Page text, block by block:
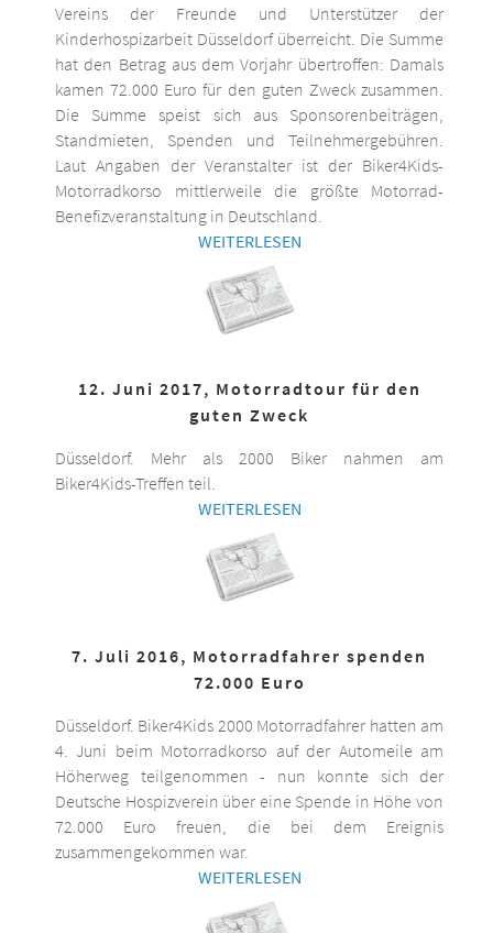
Vereins der Freunde und Unterstützer der
Kinderhospizarbeit Düsseldorf überreicht. Die Summe
hat den Betrag aus dem Vorjahr übertroffen: Damals
kamen 72.000 Euro für den guten Zweck zusammen.
Die Summe speist sich aus Sponsorenbeiträgen,
Standmieten, Spenden und Teilnehmergebühren.
Laut Angaben der Veranstalter ist der Biker4Kids-
Motorradkorso mittlerweile die größte Motorrad-
Benefizveranstaltung in Deutschland.
WEITERLESEN
12. Juni 2017, Motorradtour für den
guten Zweck
Düsseldorf. Mehr als 2000 Biker nahmen am
Biker4Kids-Treffen teil.
WEITERLESEN
7. Juli 2016, Motorradfahrer spenden
72.000 Euro
Düsseldorf. Biker4Kids 2000 Motorradfahrer hatten am
4. Juni beim Motorradkorso auf der Automeile am
Höherweg teilgenommen - nun konnte sich der
Deutsche Hospizverein über eine Spende in Höhe von
72.000 Euro freuen, die bei dem Ereignis
zusammengekommen war.
WEITERLESEN